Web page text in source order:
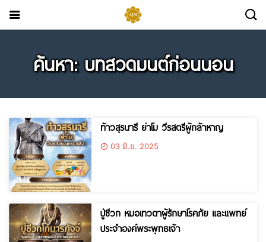
ค้นหา: บทสวดมนต์ก่อนนอน
ท้าวสุรนารี ย่าโม วีรสตรีผู้กล้าหาญ
03 มิ.ย. 2025
ปู่ชีวก หมอเทวดาผู้รักษาโรคภัย และแพทย์
ประจำองค์พระพุทธเจ้า